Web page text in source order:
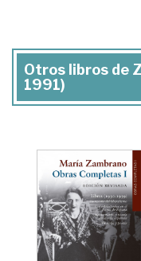
Otros libros de
1991)